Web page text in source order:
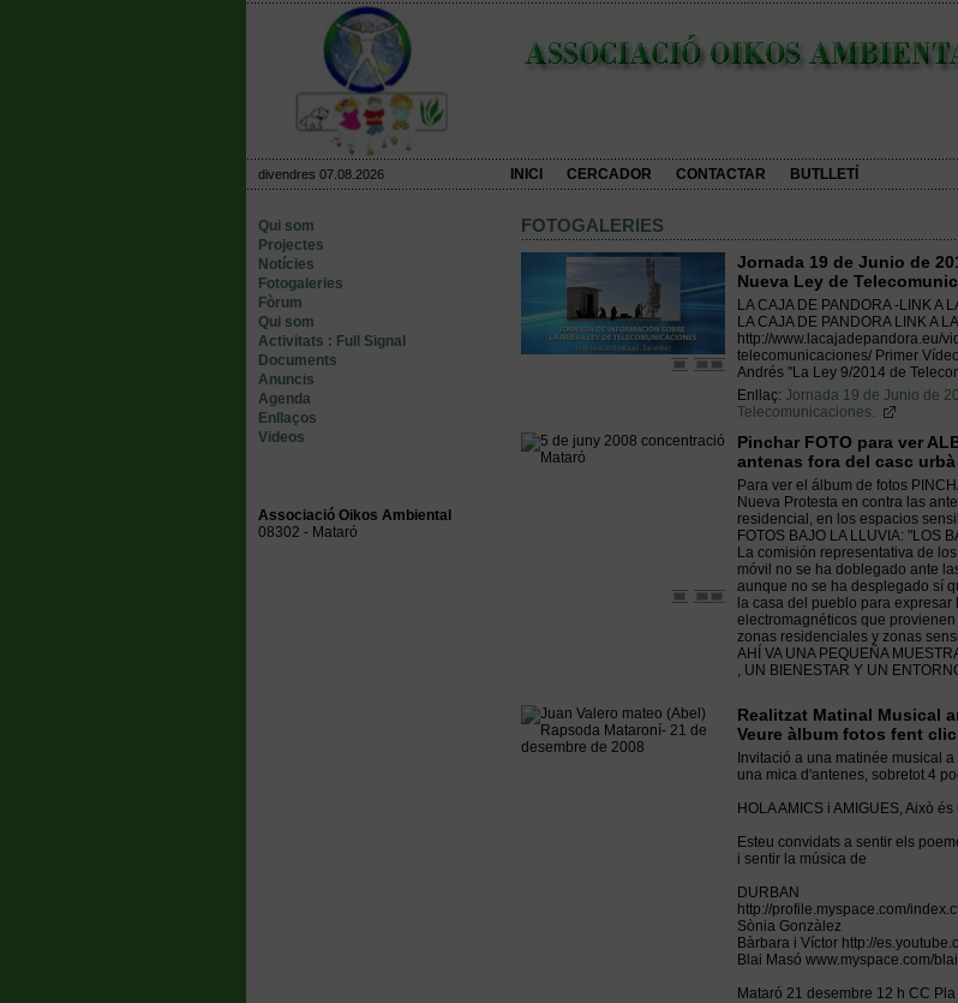
divendres 07.08.2026 INICI CERCADOR CONTACTAR BUTLLETÍ
Qui som
Projectes
Notícies
Fotogaleries
Fòrum
Qui som
Activitats : Full Signal
Documents
Anuncis
Agenda
Enllaços
Videos
Associació Oikos Ambiental
08302 - Mataró
FOTOGALERIES
Jornada 19 de Junio de
Nueva Ley de
LA CAJA DE PANDORA -LINK A
LA CAJA DE PANDORA LINK A
http://www.lacajadepandora.eu/
telecomunicaciones/ Primer
Andrés "La Ley 9/2014 de
Enllaç: Jornada 19 de Junio de
Telecomunicaciones.
Pinchar FOTO para ver
antenas fora del casc urbà
Para ver el álbum de fotos
Nueva Protesta en contra las
residencial, en los espacios
FOTOS BAJO LA LLUVIA: "LOS
La comisión representativa de
móvil no se ha doblegado ante
aunque no se ha desplegado sí
la casa del pueblo para
electromagnéticos que
zonas residenciales y zonas
AHÍ VA UNA PEQUEÑA
, UN BIENESTAR Y UN
Realitzat Matinal Musical
Veure àlbum fotos fent
Invitació a una matinée musical
una mica d'antenes, sobretot 4
HOLA AMICS i AMIGUES, Això
Esteu convidats a sentir els
i sentir la música de
DURBAN
http://profile.myspace.com/
Sònia Gonzàlez
Bàrbara i Víctor http://
Blai Masó www.myspace.com/
Mataró 21 desembre 12 h CC